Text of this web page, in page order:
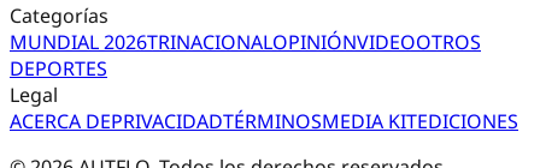
Categorías
MUNDIAL 2026TRINACIONALOPINIÓNVIDEOOTROS
DEPORTES
Legal
ACERCA DEPRIVACIDADTÉRMINOSMEDIA KITEDICIONES